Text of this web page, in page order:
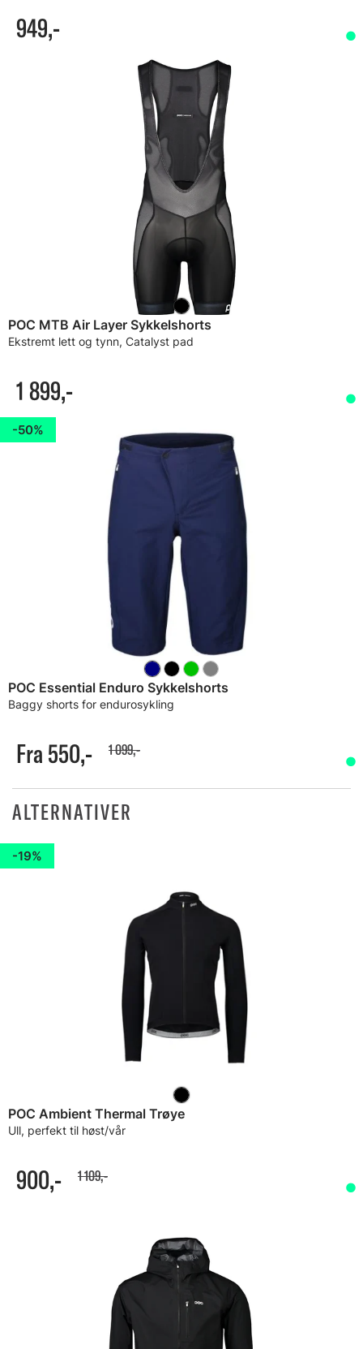
949,-
POC MTB Air Layer Sykkelshorts
Ekstremt lett og tynn, Catalyst pad
1 899,-
50%
POC Essential Enduro Sykkelshorts
Baggy shorts for endurosykling
Fra 550,- 1 099,-
ALTERNATIVER
19%
POC Ambient Thermal Trøye
Ull, perfekt til høst/vår
900,- 1 109,-